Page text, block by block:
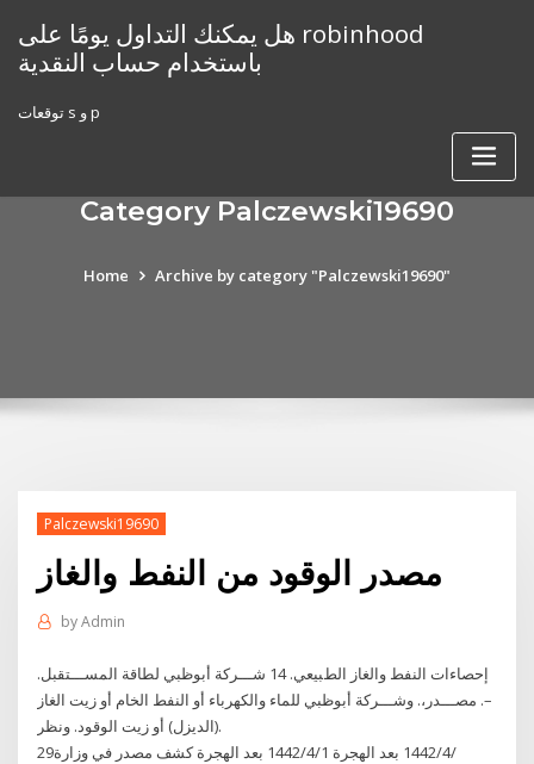
content
هل يمكنك التداول يومًا على robinhood
باستخدام حساب النقدية
توقعات s و p
Category Palczewski19690
Home Archive by category "Palczewski19690"
Palczewski19690
مصدر الوقود من النفط والغاز
byAdmin
إﺣﺼﺎءات اﻟﻨﻔﻂ واﻟﻐﺎز اﻟﻂﺒﯿﻌﻲ. 14 شـــركة أبوظبي لطاقة المســـتقبل.
–. مصـــدر،. وشـــركة أبوظبي للماء والكھرباء أو النفط الخام أو زيت الغاز
(الديزل) أو زيت الوقود. ونظر.
29‏‏/4‏‏/1442 بعد الهجرة 1‏‏/4‏‏/1442 بعد الهجرة كشف مصدر في وزارة